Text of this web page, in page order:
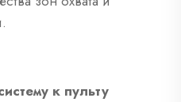
к пульту